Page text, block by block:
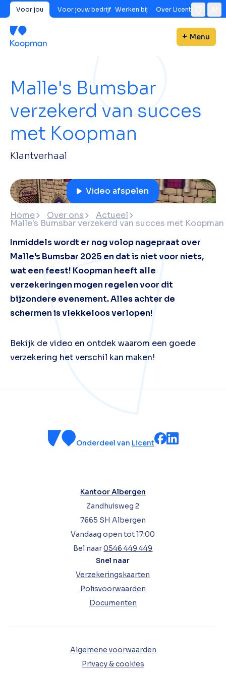
Voor jou Voor jouw bedrijf Werken bij Over Licent
Menu
Malle's Bumsbar
verzekerd van succes
met Koopman
Klantverhaal
Video afspelen
Home Over ons Actueel
Malle's Bumsbar verzekerd van succes met Koopman
Inmiddels wordt er nog volop nagepraat over
Malle's Bumsbar 2025 en dat is niet voor niets,
wat een feest! Koopman heeft alle
verzekeringen mogen regelen voor dit
bijzondere evenement. Alles achter de
schermen is vlekkeloos verlopen!
Bekijk de video en ontdek waarom een goede
verzekering het verschil kan maken!
Onderdeel van Licent
Kantoor Albergen
Zandhuisweg 2
7665 SH Albergen
Vandaag open tot 17:00
Bel naar0546 449 449
Snel naar
Verzekeringskaarten
Polisvoorwaarden
Documenten
Algemene voorwaarden
Privacy & cookies